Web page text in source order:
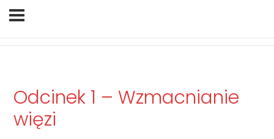
Odcinek 1 – Wzmacnianie
więzi